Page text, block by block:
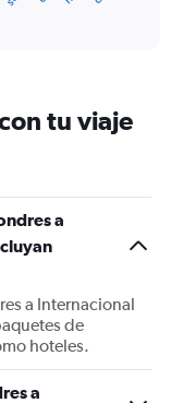
tu viaje
a
a Internacional
de
hoteles.
a